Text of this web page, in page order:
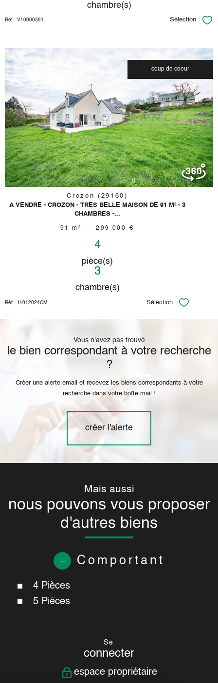
chambre(s)
Réf : V10000381 Sélection
coup de coeur
voir le
bien
Crozon (29160)
A VENDRE - CROZON - TRES BELLE MAISON DE 91 M² - 3
CHAMBRES -...
91 m² - 299 000 €
4
pièce(s)
3
chambre(s)
Réf : 11012024CM Sélection Sélectionner
Vous n'avez pas trouvé
le bien correspondant à votre recherche
?
Créer une alerte email et recevez les biens correspondants à votre
recherche dans votre boîte mail !
créer l'alerte
Mais aussi
nous pouvons vous proposer
d'autres biens
Comportant
4 Pièces
5 Pièces
Se
connecter
espace propriétaire